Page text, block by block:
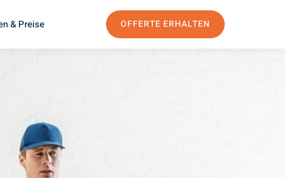
& Preise OFFERTE ERHALTEN